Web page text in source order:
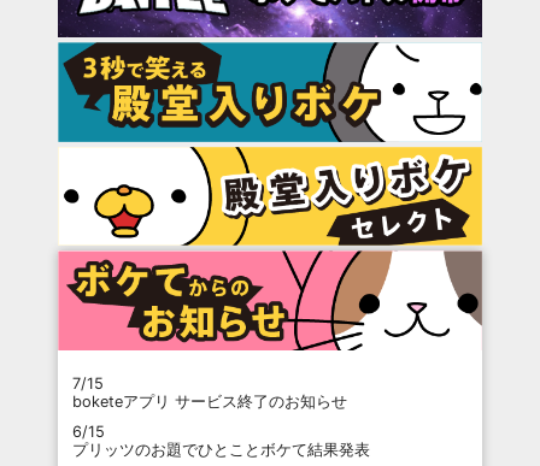
7/15
boketeアプリ サービス終了のお知らせ
6/15
プリッツのお題でひとことボケて結果発表